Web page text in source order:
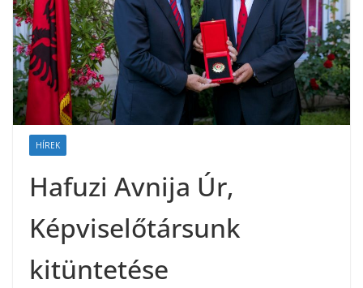
HÍREK
Hafuzi Avnija Úr,
Képviselőtársunk
kitüntetése